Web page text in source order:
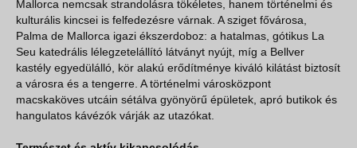
Mallorca nemcsak strandolásra tökéletes, hanem történelmi és
kulturális kincsei is felfedezésre várnak. A sziget fővárosa,
Palma de Mallorca igazi ékszerdoboz: a hatalmas, gótikus La
Seu katedrális lélegzetelállító látványt nyújt, míg a Bellver
kastély egyedülálló, kör alakú erődítménye kiváló kilátást biztosít
a városra és a tengerre. A történelmi városközpont
macskaköves utcáin sétálva gyönyörű épületek, apró butikok és
hangulatos kávézók várják az utazókat.